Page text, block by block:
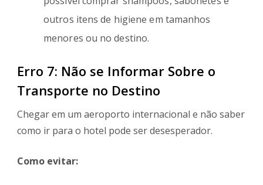
outros itens de higiene em tamanhos
menores ou no destino.
Erro 7: Não se Informar Sobre o
Transporte no Destino
Chegar em um aeroporto internacional e não saber
como ir para o hotel pode ser desesperador.
Como evitar: